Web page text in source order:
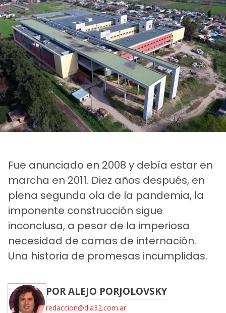
Fue anunciado en 2008 y debía estar en
marcha en 2011. Diez años después, en
plena segunda ola de la pandemia, la
imponente construcción sigue
inconclusa, a pesar de la imperiosa
necesidad de camas de internación.
Una historia de promesas incumplidas.
POR ALEJO PORJOLOVSKY
redaccion@dia32.com.ar